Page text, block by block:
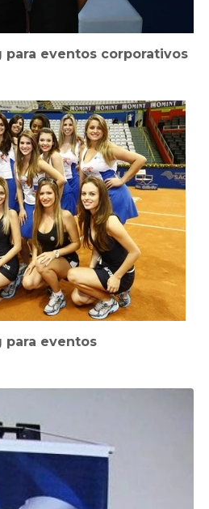
para eventos corporativos
para eventos